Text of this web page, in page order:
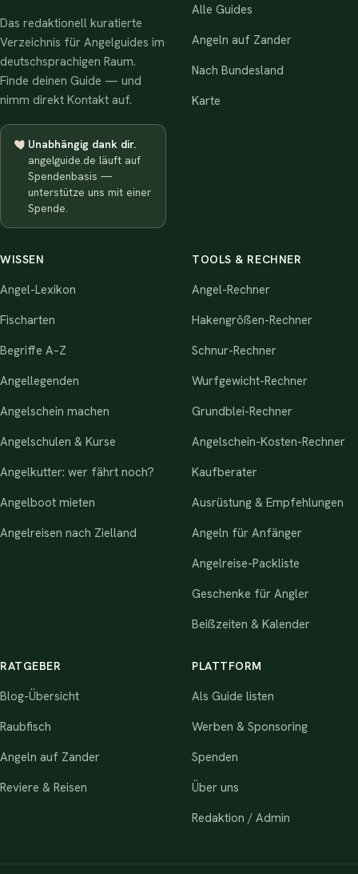
Das redaktionell kuratierte
Verzeichnis für Angelguides im
deutschsprachigen Raum.
Finde deinen Guide — und
nimm direkt Kontakt auf.
Unabhängig dank dir.
angelguide.de läuft auf
Spendenbasis —
unterstütze uns mit einer
Spende.
Alle Guides
Angeln auf Zander
Nach Bundesland
Karte
WISSEN
Angel-Lexikon
Fischarten
Begriffe A–Z
Angellegenden
Angelschein machen
Angelschulen & Kurse
Angelkutter: wer fährt noch?
Angelboot mieten
Angelreisen nach Zielland
TOOLS & RECHNER
Angel-Rechner
Hakengrößen-Rechner
Schnur-Rechner
Wurfgewicht-Rechner
Grundblei-Rechner
Angelschein-Kosten-Rechner
Kaufberater
Ausrüstung & Empfehlungen
Angeln für Anfänger
Angelreise-Packliste
Geschenke für Angler
Beißzeiten & Kalender
RATGEBER
Blog-Übersicht
Raubfisch
Angeln auf Zander
Reviere & Reisen
PLATTFORM
Als Guide listen
Werben & Sponsoring
Spenden
Über uns
Redaktion / Admin